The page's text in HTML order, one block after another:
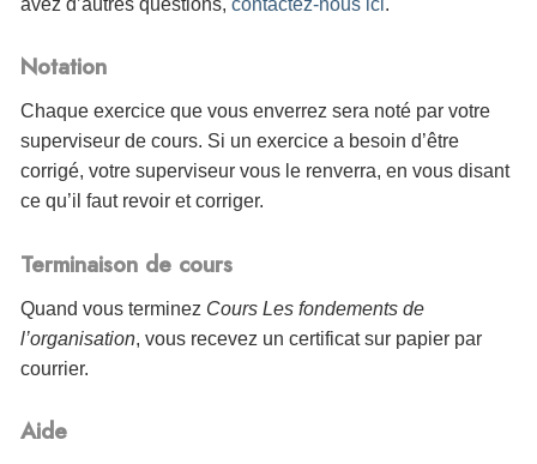
Notation
Chaque exercice que vous enverrez sera noté par votre
superviseur de cours. Si un exercice a besoin d’être
corrigé, votre superviseur vous le renverra, en vous disant
ce qu’il faut revoir et corriger.
Terminaison de cours
Quand vous terminez Cours Les fondements de
l’organisation, vous recevez un certificat sur papier par
courrier.
Aide